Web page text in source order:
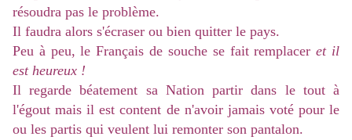
résoudra pas le problème.
Il faudra alors s'écraser ou bien quitter le pays.
Peu à peu, le Français de souche se fait remplaceret il
est heureux !
Il regarde béatement sa Nation partir dans le tout à
l'égout mais il est content de n'avoir jamais voté pour le
ou les partis qui veulent lui remonter son pantalon.